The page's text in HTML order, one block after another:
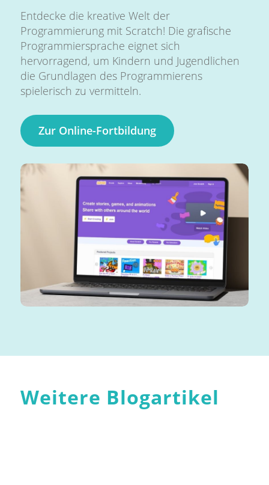
Entdecke die kreative Welt der
Programmierung mit Scratch! Die grafische
Programmiersprache eignet sich
hervorragend, um Kindern und Jugendlichen
die Grundlagen des Programmierens
spielerisch zu vermitteln.
Zur Online-Fortbildung
Weitere Blogartikel